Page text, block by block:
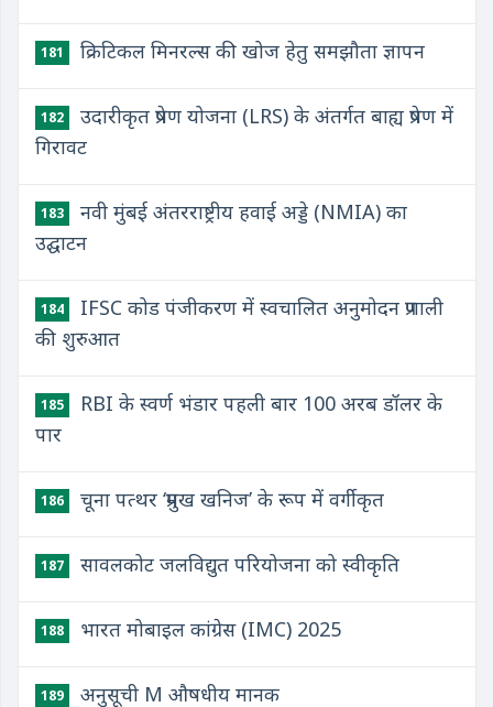
181 क्रिटिकल मिनरल्स की खोज हेतु समझौता ज्ञापन
182
उदारीकृत प्रेषण योजना (LRS) के अंतर्गत बाह्य प्रेषण में
गिरावट
183
नवी मुंबई अंतरराष्ट्रीय हवाई अड्डे (NMIA) का
उद्घाटन
184
IFSC कोड पंजीकरण में स्वचालित अनुमोदन प्रणाली
की शुरुआत
185
RBI के स्वर्ण भंडार पहली बार 100 अरब डॉलर के
पार
186 चूना पत्थर ‘प्रमुख खनिज’ के रूप में वर्गीकृत
187 सावलकोट जलविद्युत परियोजना को स्वीकृति
188 भारत मोबाइल कांग्रेस (IMC) 2025
189 अनुसूची M औषधीय मानक